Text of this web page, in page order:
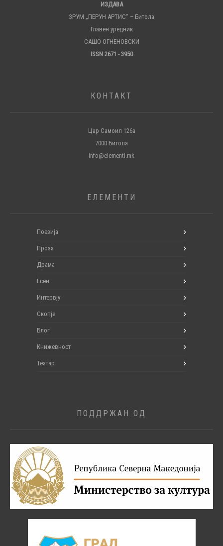
ИЗДАВА
ЗРУМ „ПЕРУН АРТИС“ – Битола
Главен уредник
САШО ОГНЕНОВСКИ
ISSN 2671 - 3950
КОНТАКТ
Цар Самоил 126а
7000 Битола
info@elementi.mk
ЕЛЕМЕНТИ
Поезија
Проза
Драма
Есеи
Интервју
Скопје
Блог
Книжевност
Театар
ПОДДРЖАН ОД